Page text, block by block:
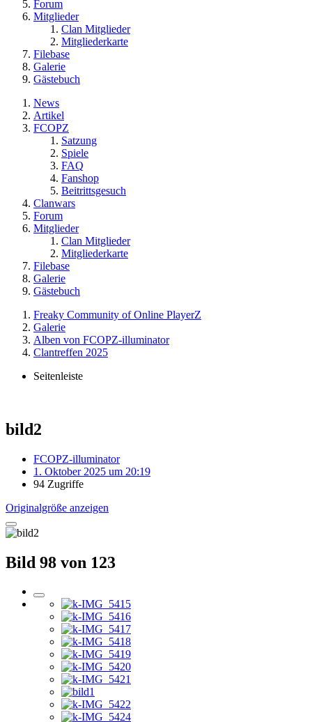
Forum
Mitglieder
Clan Mitglieder
Mitgliederkarte
Filebase
Galerie
Gästebuch
News
Artikel
FCOPZ
Satzung
Spiele
FAQ
Fanshop
Beitrittsgesuch
Clanwars
Forum
Mitglieder
Clan Mitglieder
Mitgliederkarte
Filebase
Galerie
Gästebuch
Freaky Community of Online PlayerZ
Galerie
Alben von FCOPZ-illuminator
Clantreffen 2025
Seitenleiste
bild2
FCOPZ-illuminator
1. Oktober 2025 um 20:19
94 Zugriffe
Originalgröße anzeigen
Bild 98 von 123